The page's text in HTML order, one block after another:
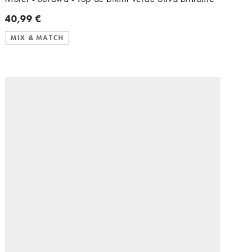
40,99 €
MIX & MATCH